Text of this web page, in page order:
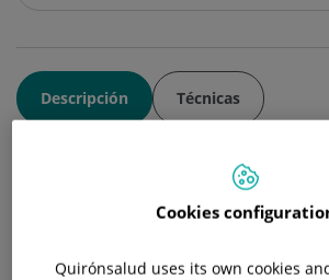
Descripción Técnicas
información completa
Cookies
Quirónsalud uses its own cookies